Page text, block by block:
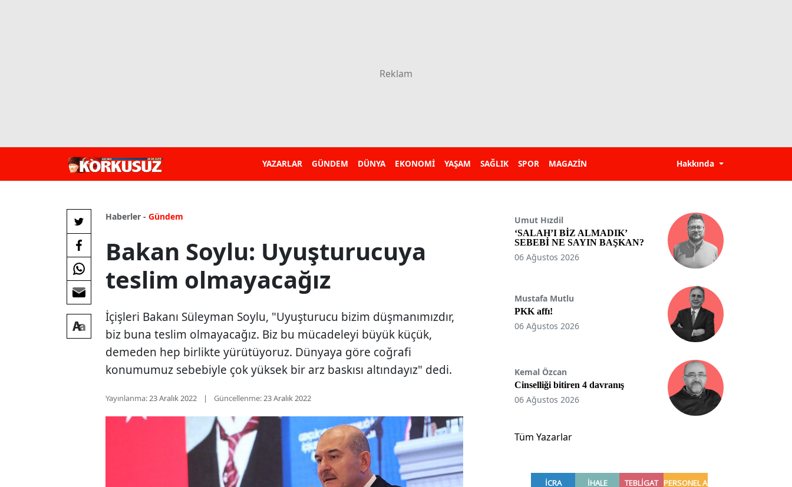
YAZARLAR GÜNDEM DÜNYA EKONOMİ YAŞAM SAĞLIK SPOR MAGAZİN Hakkında
Haberler - Gündem
Bakan Soylu: Uyuşturucuya
teslim olmayacağız
İçişleri Bakanı Süleyman Soylu, "Uyuşturucu bizim düşmanımızdır,
biz buna teslim olmayacağız. Biz bu mücadeleyi büyük küçük,
demeden hep birlikte yürütüyoruz. Dünyaya göre coğrafi
konumumuz sebebiyle çok yüksek bir arz baskısı altındayız" dedi.
Yayınlanma:23 Aralık 2022 Güncellenme:23 Aralık 2022
Umut Hızdil
‘SALAH’I BİZ ALMADIK’
SEBEBİ NE SAYIN BAŞKAN?
06 Ağustos 2026
Mustafa Mutlu
PKK affı!
06 Ağustos 2026
Kemal Özcan
Cinselliği bitiren 4 davranış
06 Ağustos 2026
Tüm Yazarlar